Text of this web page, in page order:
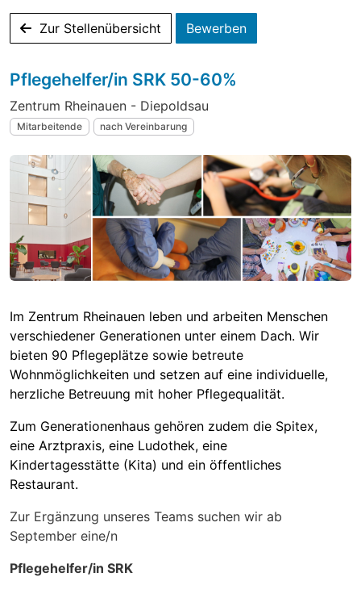
Zur Stellenübersicht Bewerben
Pflegehelfer/in SRK 50-60%
Zentrum Rheinauen - Diepoldsau
Mitarbeitende nach Vereinbarung
Im Zentrum Rheinauen leben und arbeiten Menschen
verschiedener Generationen unter einem Dach. Wir
bieten 90 Pflegeplätze sowie betreute
Wohnmöglichkeiten und setzen auf eine individuelle,
herzliche Betreuung mit hoher Pflegequalität.
Zum Generationenhaus gehören zudem die Spitex,
eine Arztpraxis, eine Ludothek, eine
Kindertagesstätte (Kita) und ein öffentliches
Restaurant.
Zur Ergänzung unseres Teams suchen wir ab
September eine/n
Pflegehelfer/in SRK